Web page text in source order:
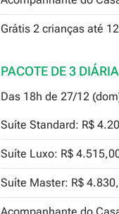
Grátis 2 crianças até
PACOTE DE 3
Das 18h de 27/12
Suíte Standard: R$
Suíte Luxo: R$
Suíte Master: R$